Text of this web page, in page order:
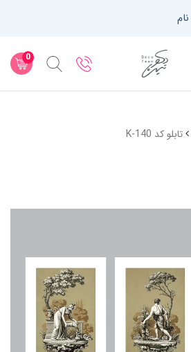
0
تابلو کد K-140